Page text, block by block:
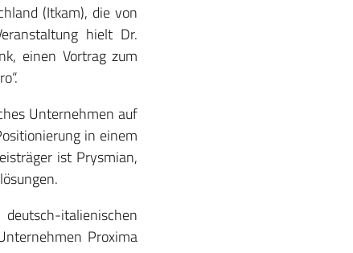
(Itkam), die von
hielt Dr.
einen Vortrag zum
Unternehmen auf
in einem
ist Prysmian,
italienischen
Proxima